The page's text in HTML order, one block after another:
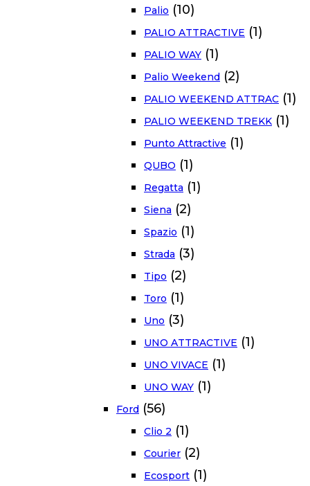
Palio (10)
PALIO ATTRACTIVE (1)
PALIO WAY (1)
Palio Weekend (2)
PALIO WEEKEND ATTRAC (1)
PALIO WEEKEND TREKK (1)
Punto Attractive (1)
QUBO (1)
Regatta (1)
Siena (2)
Spazio (1)
Strada (3)
Tipo (2)
Toro (1)
Uno (3)
UNO ATTRACTIVE (1)
UNO VIVACE (1)
UNO WAY (1)
Ford (56)
Clio 2 (1)
Courier (2)
Ecosport (1)